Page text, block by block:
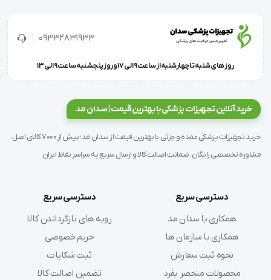
در اختیار دارید که برای سال‌ها همراه مطمئن شما در مسیر
زیبایی خواهد بود.
ویژگی و مشخصات فنی:
قابلیت استریل کامل در اتوکلاو
دارای دو سال گارانتی معتبر
عرضه در مدل‌های متنوع برای نیازهای گوناگون
09332831933
روز های شنبه تا چهارشنبه از ساعت 9 الی 17 و روز پنجشنبه ساعت 9 الی 13
خرید آنلاین تجهیزات پزشکی با بهترین قیمت | سدان مد
خرید تجهیزات پزشکی عمده و جزئی با بهترین قیمت از سدان مد؛ بیش از 7000 کالای اصل،
مشاوره تخصصی رایگان، ضمانت اصالت کالا و ارسال سریع به سراسر نقاط ایران
دسترسی سریع
همکاری با سدان مد
همکاری با سازمان ها
نحوه ثبت سفارش
محصولات منحصر بفرد
دسترسی سریع
رویه های بازگرداندن کالا
حریم خصوصی
ثبت شکایات
تضمین اصالت کالا